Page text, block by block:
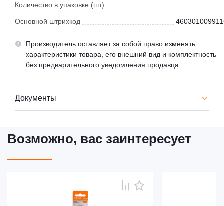
Количество в упаковке (шт)
Основной штрихкод
Производитель оставляет за собой право изменять
характеристики товара, его внешний вид и комплектность
без предварительного уведомления продавца.
Документы
Возможно, вас заинтересует